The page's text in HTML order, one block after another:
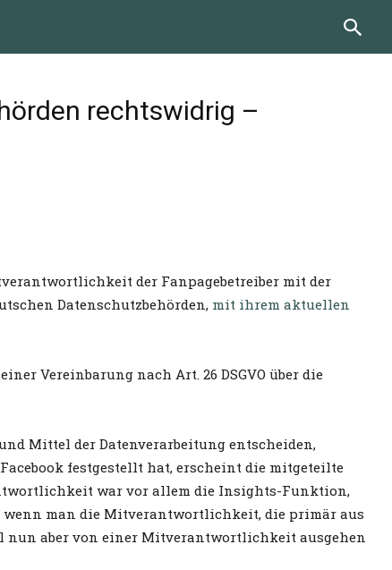
rechtswidrig –
der Fanpagebetreiber mit der
Datenschutzbehörden, mit ihrem aktuellen
Vereinbarung nach Art. 26 DSGVO über die
Mittel der Datenverarbeitung entscheiden,
festgestellt hat, erscheint die mitgeteilte
war vor allem die Insights-Funktion,
wenn man die Mitverantwortlichkeit, die primär aus
aber von einer Mitverantwortlichkeit ausgehen